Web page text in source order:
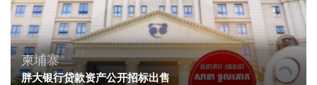
柬埔寨
胖大银行贷款资产公开招标出售